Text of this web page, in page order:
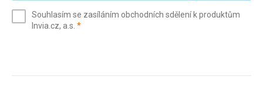
(povinné)
Souhlasím se zasíláním obchodních sdělení k produktům
Invia.cz, a.s. *(povinné)